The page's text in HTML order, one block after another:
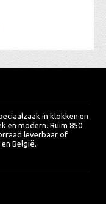
in klokken en
en modern. Ruim 850
leverbaar of
België.